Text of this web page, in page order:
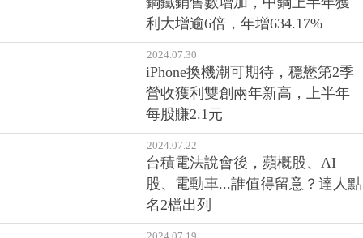
利大增逾6倍，年增634.17%
2024.07.30
iPhone換機潮可期待，穩懋第2季
營收獲利雙創兩年新高，上半年
每股賺2.1元
2024.07.22
台積電法說會後，蘋概股、AI
股、電動車...誰值得留意？達人點
名2檔出列